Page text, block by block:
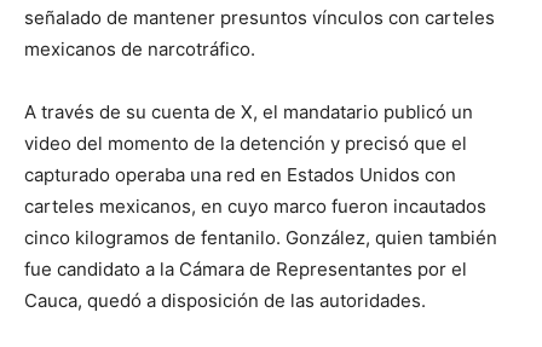
señalado de mantener presuntos vínculos con carteles
mexicanos de narcotráfico.
A través de su cuenta de X, el mandatario publicó un
video del momento de la detención y precisó que el
capturado operaba una red en Estados Unidos con
carteles mexicanos, en cuyo marco fueron incautados
cinco kilogramos de fentanilo. González, quien también
fue candidato a la Cámara de Representantes por el
Cauca, quedó a disposición de las autoridades.